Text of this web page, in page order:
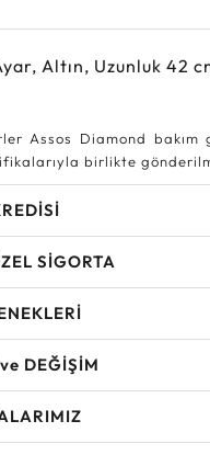
Altın, Uzunluk 42
Assos Diamond
birlikte
SİGORTA
DEĞİŞİM